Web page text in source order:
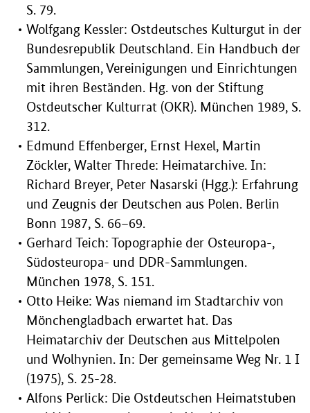
S. 79.
Wolfgang Kessler: Ostdeutsches Kulturgut in der
Bundesrepublik Deutschland. Ein Handbuch der
Sammlungen, Vereinigungen und Einrichtungen
mit ihren Beständen. Hg. von der Stiftung
Ostdeutscher Kulturrat (OKR). München 1989, S.
312.
Edmund Effenberger, Ernst Hexel, Martin
Zöckler, Walter Threde: Heimatarchive. In:
Richard Breyer, Peter Nasarski (Hgg.): Erfahrung
und Zeugnis der Deutschen aus Polen. Berlin
Bonn 1987, S. 66–69.
Gerhard Teich: Topographie der Osteuropa-,
Südosteuropa- und DDR-Sammlungen.
München 1978, S. 151.
Otto Heike: Was niemand im Stadtarchiv von
Mönchengladbach erwartet hat. Das
Heimatarchiv der Deutschen aus Mittelpolen
und Wolhynien. In: Der gemeinsame Weg Nr. 1 I
(1975), S. 25-28.
Alfons Perlick: Die Ostdeutschen Heimatstuben